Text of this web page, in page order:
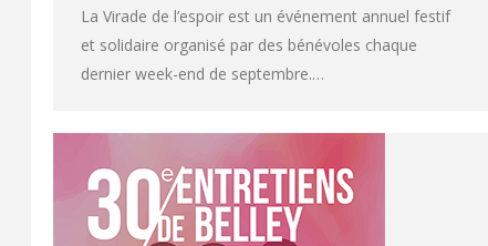
La Virade de l’espoir est un événement annuel festif
et solidaire organisé par des bénévoles chaque
dernier week-end de septembre.…